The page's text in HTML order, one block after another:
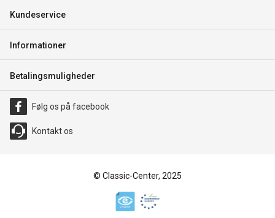
Kundeservice
Informationer
Betalingsmuligheder
Følg os på facebook
Kontakt os
© Classic-Center, 2025